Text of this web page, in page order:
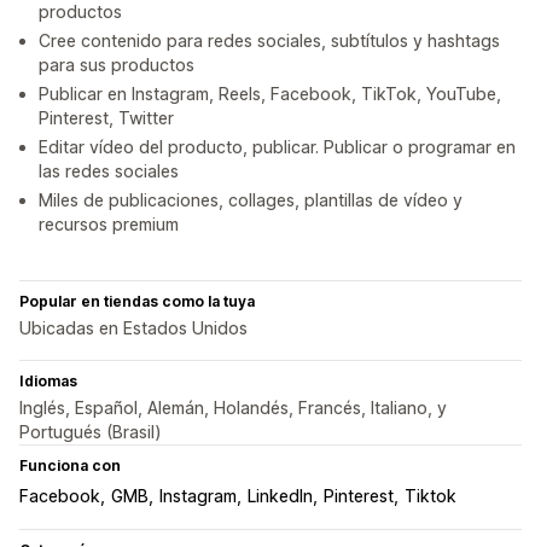
productos
Cree contenido para redes sociales, subtítulos y hashtags
para sus productos
Publicar en Instagram, Reels, Facebook, TikTok, YouTube,
Pinterest, Twitter
Editar vídeo del producto, publicar. Publicar o programar en
las redes sociales
Miles de publicaciones, collages, plantillas de vídeo y
recursos premium
Popular en tiendas como la tuya
Ubicadas en Estados Unidos
Idiomas
Inglés, Español, Alemán, Holandés, Francés, Italiano, y
Portugués (Brasil)
Funciona con
Facebook GMB Instagram LinkedIn Pinterest Tiktok